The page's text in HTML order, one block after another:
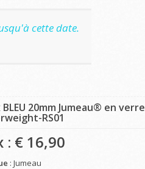
cette date.
20mm Jumeau® en verre
RS01
: € 16,90
: Jumeau